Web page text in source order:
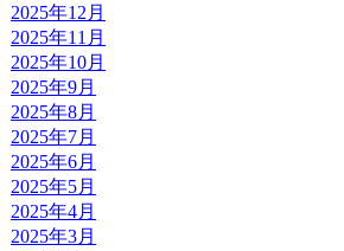
2025年12月
2025年11月
2025年10月
2025年9月
2025年8月
2025年7月
2025年6月
2025年5月
2025年4月
2025年3月